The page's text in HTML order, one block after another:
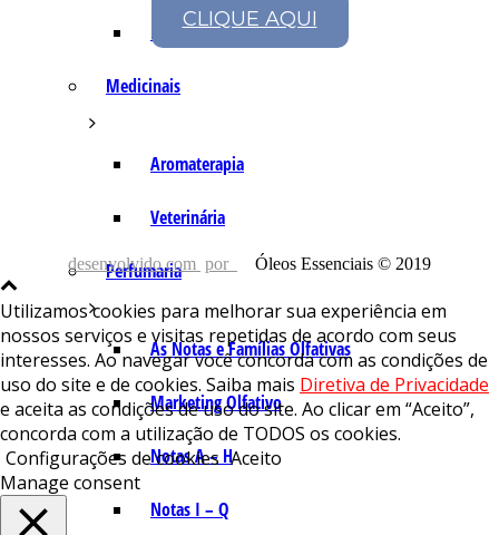
Fórmulas Caseiras
Medicinais
Aromaterapia
Veterinária
Perfumaria
As Notas e Famílias Olfativas
Marketing Olfativo
Notas A – H
Notas I – Q
CLIQUE AQUI
desenvolvido com por Óleos Essenciais © 2019
Utilizamos cookies para melhorar sua experiência em
nossos serviços e visitas repetidas de acordo com seus
interesses. Ao navegar você concorda com as condições de
uso do site e de cookies. Saiba mais Diretiva de Privacidade
e aceita as condições de uso do site. Ao clicar em “Aceito”,
concorda com a utilização de TODOS os cookies.
Configurações de cookies Aceito
Manage consent